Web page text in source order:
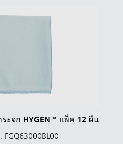
ระจก HYGEN™ แพ็ค 12 ผืน